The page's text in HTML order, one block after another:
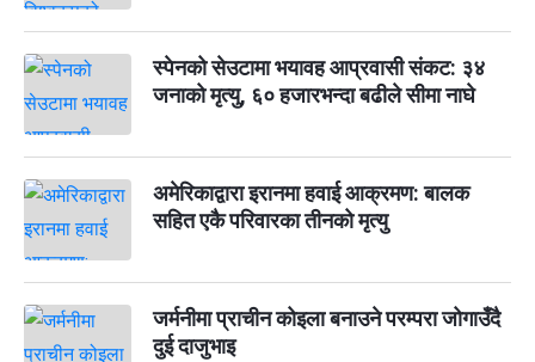
स्पेनको सेउटामा भयावह आप्रवासी संकट: ३४
जनाको मृत्यु, ६० हजारभन्दा बढीले सीमा नाघे
अमेरिकाद्वारा इरानमा हवाई आक्रमण: बालक
सहित एकै परिवारका तीनको मृत्यु
जर्मनीमा प्राचीन कोइला बनाउने परम्परा जोगाउँदै
दुई दाजुभाइ